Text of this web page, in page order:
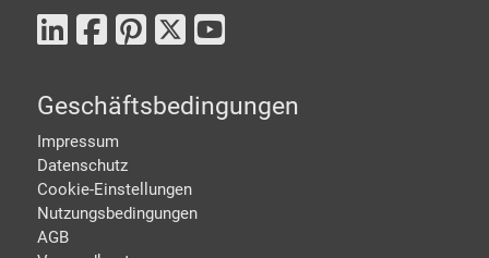
Geschäftsbedingungen
Impressum
Datenschutz
Cookie-Einstellungen
Nutzungsbedingungen
AGB